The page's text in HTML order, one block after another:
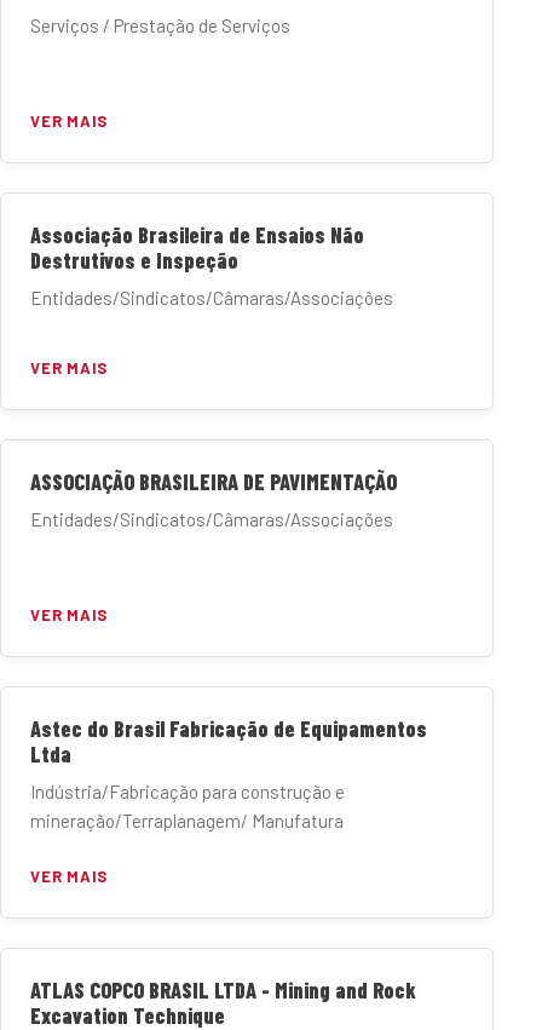
Serviços / Prestação de Serviços
VER MAIS
Associação Brasileira de Ensaios Não
Destrutivos e Inspeção
Entidades/Sindicatos/Câmaras/Associações
VER MAIS
ASSOCIAÇÃO BRASILEIRA DE PAVIMENTAÇÃO
Entidades/Sindicatos/Câmaras/Associações
VER MAIS
Astec do Brasil Fabricação de Equipamentos
Ltda
Indústria/Fabricação para construção e
mineração/Terraplanagem/ Manufatura
VER MAIS
ATLAS COPCO BRASIL LTDA - Mining and Rock
Excavation Technique